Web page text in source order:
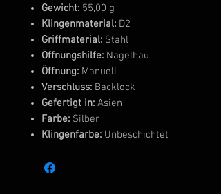
Gewicht: 55,00 g
Klingenmaterial: D2
Griffmaterial: Stahl
Öffnungshilfe: Nagelhau
Öffnung: Manuell
Verschluss: Backlock
Gefertigt in: Asien
Farbe: Silber
Klingenfarbe: Unbeschichtet